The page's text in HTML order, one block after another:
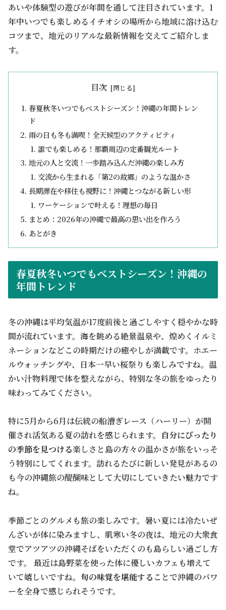
あいや体験型の遊びが年間を通して注目されています。1
年中いつでも楽しめるイチオシの場所から地域に溶け込む
コツまで、地元のリアルな最新情報を交えてご紹介しま
す。
目次
春夏秋冬いつでもベストシーズン！沖縄の年間トレン
ド
雨の日も冬も満喫！全天候型のアクティビティ
誰でも楽しめる！那覇周辺の定番観光ルート
地元の人と交流！一歩踏み込んだ沖縄の楽しみ方
交流から生まれる「第2の故郷」のような温かさ
長期滞在や移住も視野に！沖縄とつながる新しい形
ワーケーションで叶える！理想の毎日
まとめ：2026年の沖縄で最高の思い出を作ろう
あとがき
春夏秋冬いつでもベストシーズン！沖縄の
年間トレンド
冬の沖縄は平均気温が17度前後と過ごしやすく穏やかな時
間が流れています。海を眺める絶景温泉や、煌めくイルミ
ネーションなどこの時期だけの癒やしが満載です。ホエー
ルウォッチングや、日本一早い桜祭りも楽しみですね。温
かい汁物料理で体を整えながら、特別な冬の旅をゆったり
味わってみてください。
特に5月から6月は伝統の船漕ぎレース（ハーリー）が開
催され活気ある夏の訪れを感じられます。
自分にぴったり
の季節を見つける楽しさと島の方々の温かさが旅をいっそ
う特別にしてくれます。訪れるたびに新しい発見があるの
も今の沖縄旅の醍醐味として大切にしていきたい魅力です
ね。
季節ごとのグルメも旅の楽しみです。暑い夏には冷たいぜ
んざいが体に染みますし、肌寒い冬の夜は、地元の大衆食
堂でアツアツの沖縄そばをいただくのも島らしい過ごし方
です。 最近は島野菜を使った体に優しいカフェも増えて
いて嬉しいですね。 旬の味覚を堪能する ことで沖縄のパワ
ーを全身で感じられそうです。